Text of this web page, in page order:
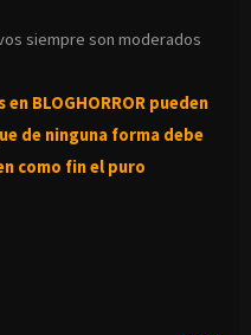
siempre son moderados
BLOGHORROR pueden
de ninguna forma debe
como fin el puro